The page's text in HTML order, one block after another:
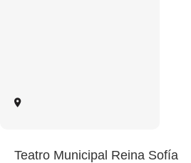
Teatro Municipal Reina Sofía